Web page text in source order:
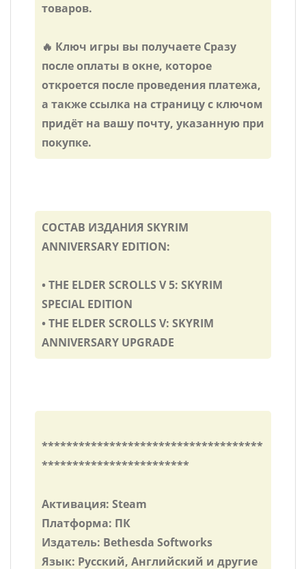
товаров.
🔥 Ключ игры вы получаете Сразу
после оплаты в окне, которое
откроется после проведения платежа,
а также ссылка на страницу с ключом
придёт на вашу почту, указанную при
покупке.
СОСТАВ ИЗДАНИЯ SKYRIM
ANNIVERSARY EDITION:
• THE ELDER SCROLLS V 5: SKYRIM
SPECIAL EDITION
• THE ELDER SCROLLS V: SKYRIM
ANNIVERSARY UPGRADE
************************************
************************
Активация: Steam
Платформа: ПК
Издатель: Bethesda Softworks
Язык: Русский, Английский и другие